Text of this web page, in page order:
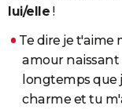
lui/elle !
Te dire je t'aime
amour naissant
longtemps que
charme et tu